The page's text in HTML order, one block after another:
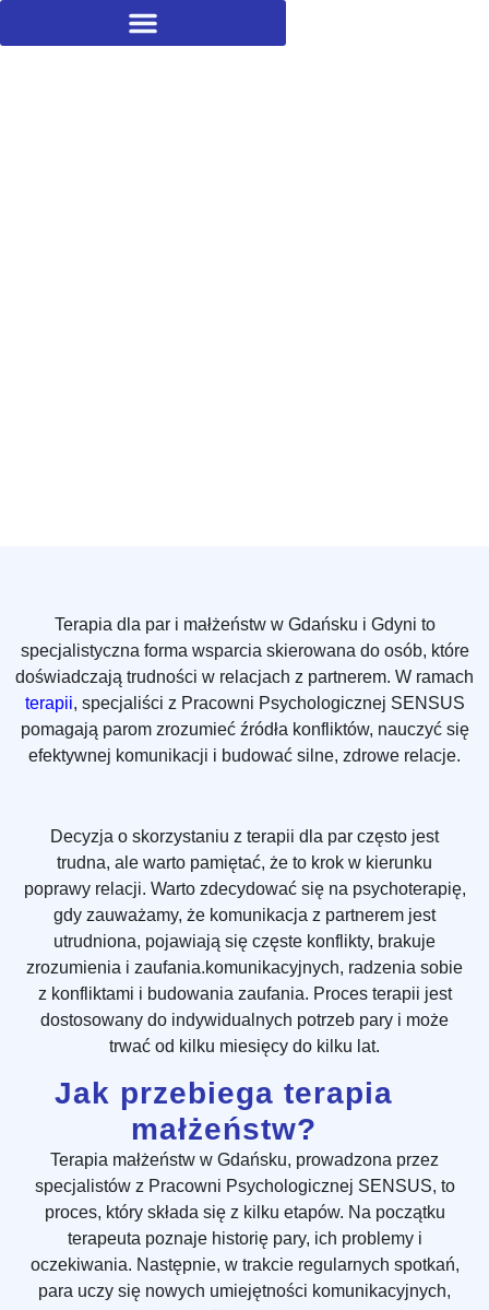
Terapia dla par i małżeństw w Gdańsku i Gdyni to
specjalistyczna forma wsparcia skierowana do osób, które
doświadczają trudności w relacjach z partnerem. W ramach
terapii, specjaliści z Pracowni Psychologicznej SENSUS
pomagają parom zrozumieć źródła konfliktów, nauczyć się
efektywnej komunikacji i budować silne, zdrowe relacje.
Decyzja o skorzystaniu z terapii dla par często jest
trudna, ale warto pamiętać, że to krok w kierunku
poprawy relacji. Warto zdecydować się na psychoterapię,
gdy zauważamy, że komunikacja z partnerem jest
utrudniona, pojawiają się częste konflikty, brakuje
zrozumienia i zaufania.komunikacyjnych, radzenia sobie
z konfliktami i budowania zaufania. Proces terapii jest
dostosowany do indywidualnych potrzeb pary i może
trwać od kilku miesięcy do kilku lat.
Jak przebiega terapia
małżeństw?
Terapia małżeństw w Gdańsku, prowadzona przez
specjalistów z Pracowni Psychologicznej SENSUS, to
proces, który składa się z kilku etapów. Na początku
terapeuta poznaje historię pary, ich problemy i
oczekiwania. Następnie, w trakcie regularnych spotkań,
para uczy się nowych umiejętności komunikacyjnych,